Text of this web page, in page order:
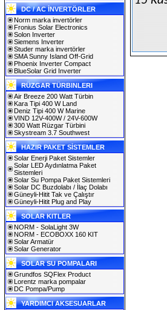
DC / AC İNVERTÖRLER
Norm marka invertörler
Fronius Solar Electronics
Solon Inverter
Siemens Inverter
Studer marka invertörler
SMA Sunny Island Off-Grid
Phoenix Inverter Compact
BlueSolar Grid Inverter
RÜZGAR TÜRBINLERI
Air Breeze 200 Watt Türbin
Kara Tipi 400 W Land
Deniz Tipi 400 W Marine
VIND 12V-400W / 24V-600W
300 Watt Rüzgar Türbini
Skystream 3.7 Southwest
HAZIR PAKET SİSTEMLER
Solar Enerji Paket Sistemler
Solar LED Aydınlatma Paket
Sistemleri
Solar Su Pompa Paket Sistemleri
Solar DC Buzdolabı / İlaç Dolabı
Güneyli-Hitit Tak ve Çalıştır
Güneyli-Hitit Plug and Play
SOLAR KITLER
NORM - SolaLight 3W
NORM - ECOBOXX 160 KIT
Solar Armatür
Solar Generator
SOLAR SU POMPALARI
Grundfos SQFlex Product
Lorentz marka pompalar
DC Pompa/Pump
YARDIMCI AKSESUARLAR